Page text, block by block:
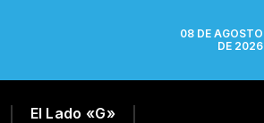
08 DE AGOSTO
DE 2026
El Lado «G»